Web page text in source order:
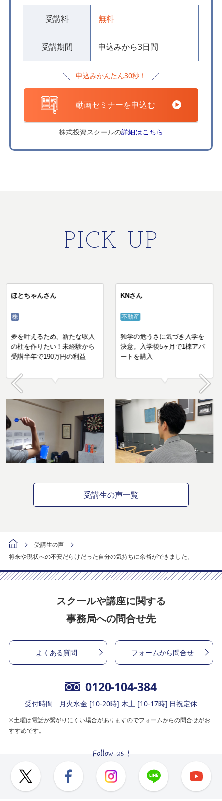
受講料 無料
受講期間 申込みから3日間
申込みかんたん30秒！
動画セミナーを申込む
株式投資スクールの詳細はこちら
PICK UP
あだっちさん
不動産
知識ゼロからのスタートで年
間家賃収入20億円の不動産長
者に
ほとちゃんさん
株
夢を叶えるため、新たな収入
の柱を作りたい！未経験から
受講半年で190万円の利益
Prev Next
受講生の声一覧
受講生の声
将来や現状への不安だらけだった自分の気持ちに余裕ができました。
スクールや講座に関する
事務局への問合せ先
よくある質問 フォームから問合せ
0120-104-384
受付時間：月火水金 [10-20時] 木土 [10-17時] 日祝定休
※土曜は電話が繋がりにくい場合がありますのでフォームからの問合せがお
すすめです。